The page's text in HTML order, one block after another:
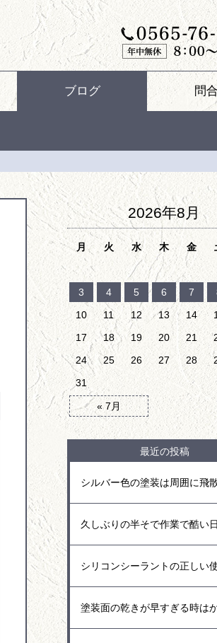
ブログ 問
2026年8月
月 火 水 木 金
« 7月
3
4 5 6 7
10
11 12 13 14
17
18 19 20 21
24
25 26 27 28
31
最近の投稿
シリコンシーラントの正しい